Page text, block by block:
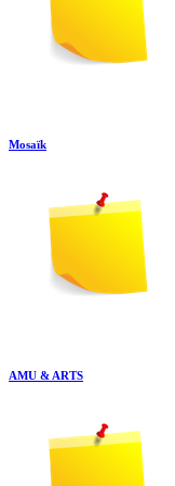
Mosaïk
AMU & ARTS